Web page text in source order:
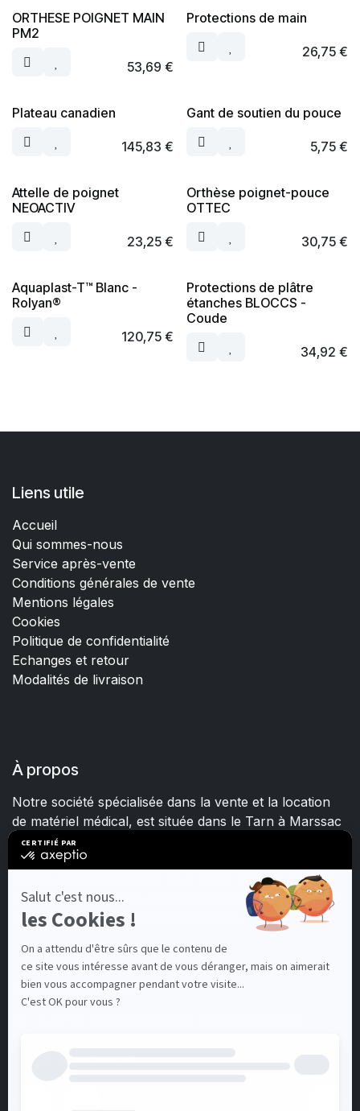
ORTHESE POIGNET MAIN
PM2
53,69 €
Protections de main
26,75€
Plateau canadien
145,83 €
Gant de soutien du pouce
5,75€
Attelle de poignet
NEOACTIV
23,25€
Orthèse poignet-pouce
OTTEC
30,75€
Aquaplast-T™ Blanc -
Rolyan®
120,75€
Protections de plâtre
étanches BLOCCS -
Coude
34,92 €
Liens utile
Accueil
Qui sommes-nous
Service après-vente
Conditions générales de vente
Mentions légales
Cookies
Politique de confidentialité
Echanges et retour
Modalités de livraison
À propos
Notre société spécialisée dans la vente et la location
de matériel médical, est située dans le Tarn à Marssac
sur Tarn.
Fort d'une expérience et d'un savoir-faire de plus de
15 ans, nous mettons quotidiennement tout en œuvre
pour satisfaire les besoins de chacun.
Contactez-nous